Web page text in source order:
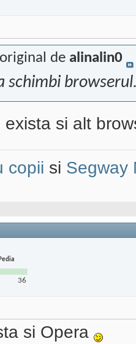
de alinalin0
schimbi
si alt
copii si Segway
36
si Opera